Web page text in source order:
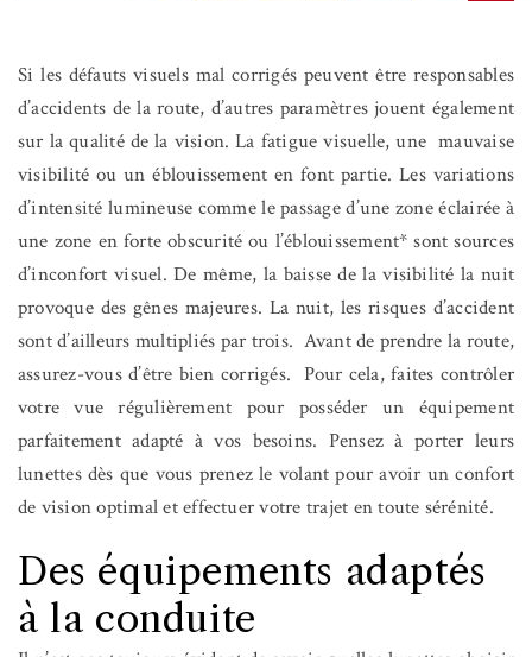
Si les défauts visuels mal corrigés peuvent être responsables
d’accidents de la route, d’autres paramètres jouent également
sur la qualité de la vision. La fatigue visuelle, une mauvaise
visibilité ou un éblouissement en font partie. Les variations
d’intensité lumineuse comme le passage d’une zone éclairée à
une zone en forte obscurité ou l’éblouissement* sont sources
d’inconfort visuel. De même, la baisse de la visibilité la nuit
provoque des gênes majeures. La nuit, les risques d’accident
sont d’ailleurs multipliés par trois. Avant de prendre la route,
assurez-vous d’être bien corrigés. Pour cela, faites contrôler
votre vue régulièrement pour posséder un équipement
parfaitement adapté à vos besoins. Pensez à porter leurs
lunettes dès que vous prenez le volant pour avoir un confort
de vision optimal et effectuer votre trajet en toute sérénité.
Des équipements adaptés
à la conduite